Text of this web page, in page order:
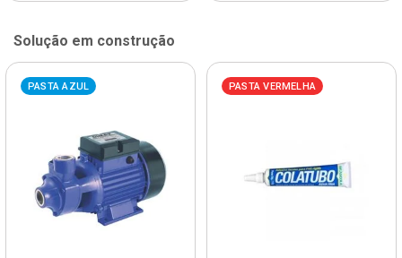
Solução em construção
PASTA AZUL PASTA VERMELHA